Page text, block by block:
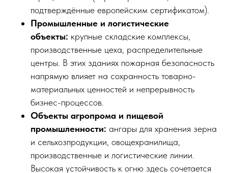
подтверждённые европейским сертификатом).
Промышленные и логистические
объекты: крупные складские комплексы,
производственные цеха, распределительные
центры. В этих зданиях пожарная безопасность
напрямую влияет на сохранность товарно-
материальных ценностей и непрерывность
бизнес-процессов.
Объекты агропрома и пищевой
промышленности: ангары для хранения зерна
и сельхозпродукции, овощехранилища,
производственные и логистические линии.
Высокая устойчивость к огню здесь сочетается